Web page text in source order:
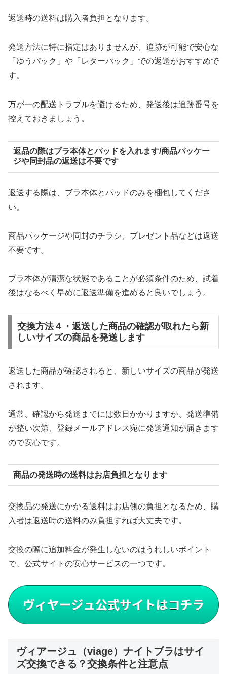
返送時の送料は購入者負担となります。
発送方法に特に指定はありませんが、追跡が可能で安心な
「ゆうパック」や「レターパック」での返送がおすすめで
す。
万が一の配送トラブルを避けるため、発送後は追跡番号を
控えておきましょう。
返品の際はブラ本体とパッドを入れます/商品パッケー
ジや同封品の返送は不要です
返送する際は、ブラ本体とパッドのみを梱包してくださ
い。
商品パッケージや同封のチラシ、プレゼント品などは返送
不要です。
ブラ本体が清潔な状態であることが必須条件のため、試着
後はなるべく早めに返送準備を進めると良いでしょう。
交換方法４・返送した商品の確認が取れたら新
しいサイズの商品を発送します
返送した商品が確認されると、新しいサイズの商品が発送
されます。
通常、確認から発送までには数日かかりますが、発送準備
が整い次第、登録メールアドレス宛に発送通知が届きます
ので安心です。
商品の発送時の送料はお店負担となります
交換品の発送にかかる送料はお店側の負担となるため、購
入者は返送時の送料のみ負担すれば大丈夫です。
交換の際に追加料金が発生しないのはうれしいポイント
で、公式サイトの安心サービスの一つです。
ヴィアージュ（viage）ナイトブラはサイ
ズ交換できる？交換条件と注意点